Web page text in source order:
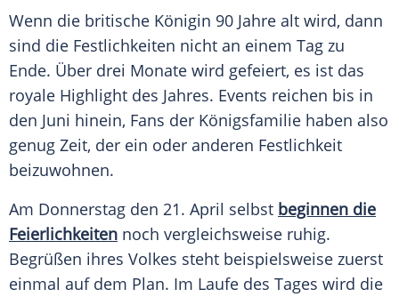
Wenn die britische Königin 90 Jahre alt wird, dann
sind die Festlichkeiten nicht an einem Tag zu
Ende. Über drei Monate wird gefeiert, es ist das
royale Highlight des Jahres. Events reichen bis in
den Juni hinein, Fans der Königsfamilie haben also
genug Zeit, der ein oder anderen Festlichkeit
beizuwohnen.
Am Donnerstag den 21. April selbst beginnen die
Feierlichkeiten noch vergleichsweise ruhig.
Begrüßen ihres Volkes steht beispielsweise zuerst
einmal auf dem Plan. Im Laufe des Tages wird die